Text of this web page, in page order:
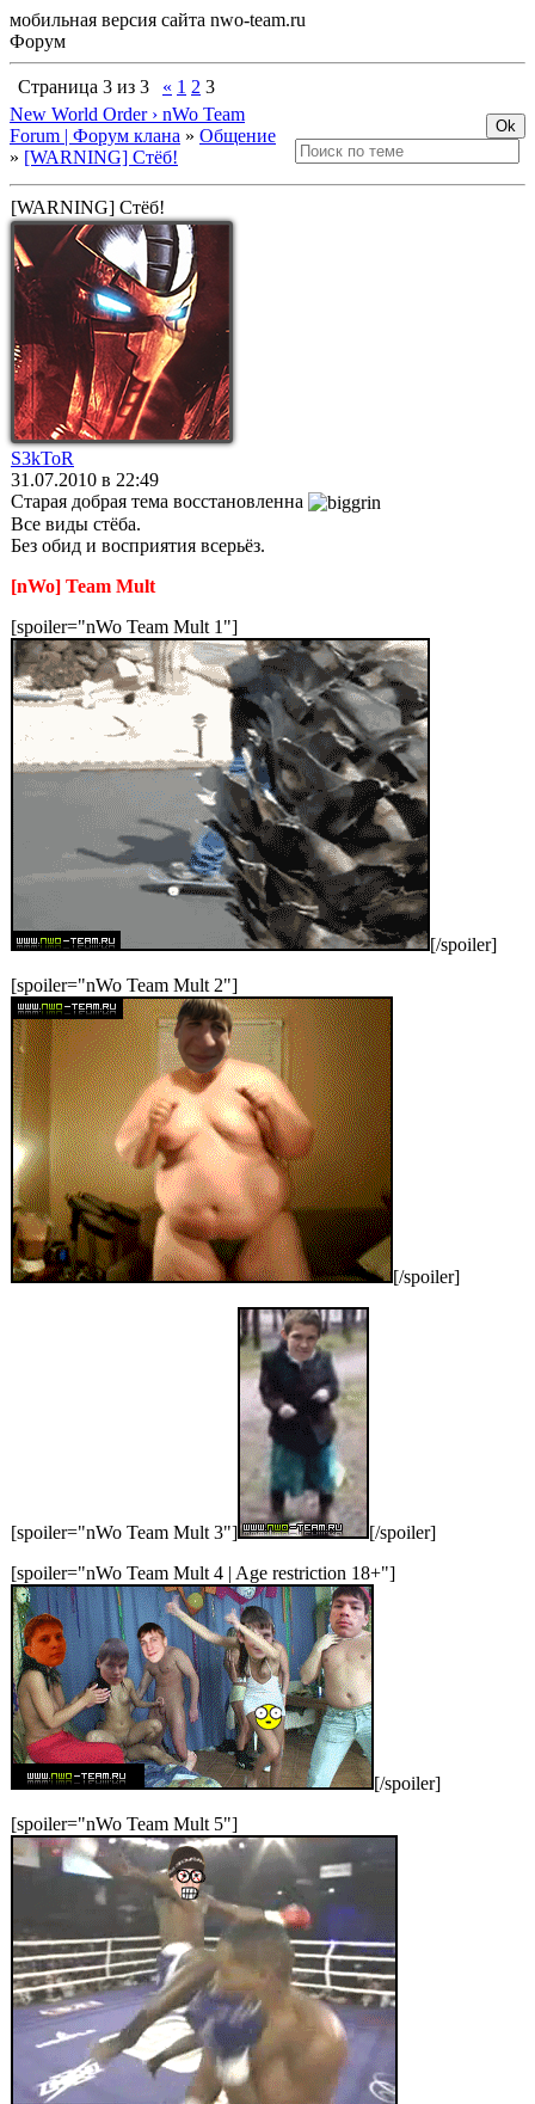
мобильная версия сайта nwo-team.ru
Форум
Страница 3 из 3 « 1 2 3
New World Order › nWo Team
Forum | Форум клана » Общение
» [WARNING] Стёб!
[WARNING] Стёб!
S3kToR
31.07.2010 в 22:49
Старая добрая тема восстановленна
Все виды стёба.
Без обид и восприятия всерьёз.
[nWo] Team Mult
[spoiler="nWo Team Mult 1"]
[/spoiler]
[spoiler="nWo Team Mult 2"]
[/spoiler]
[spoiler="nWo Team Mult 3"]
[/spoiler]
[spoiler="nWo Team Mult 4 | Age restriction 18+"]
[/spoiler]
[spoiler="nWo Team Mult 5"]